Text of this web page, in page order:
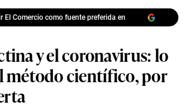
El Comercio como fuente preferida en
y el coronavirus: lo
método científico, por